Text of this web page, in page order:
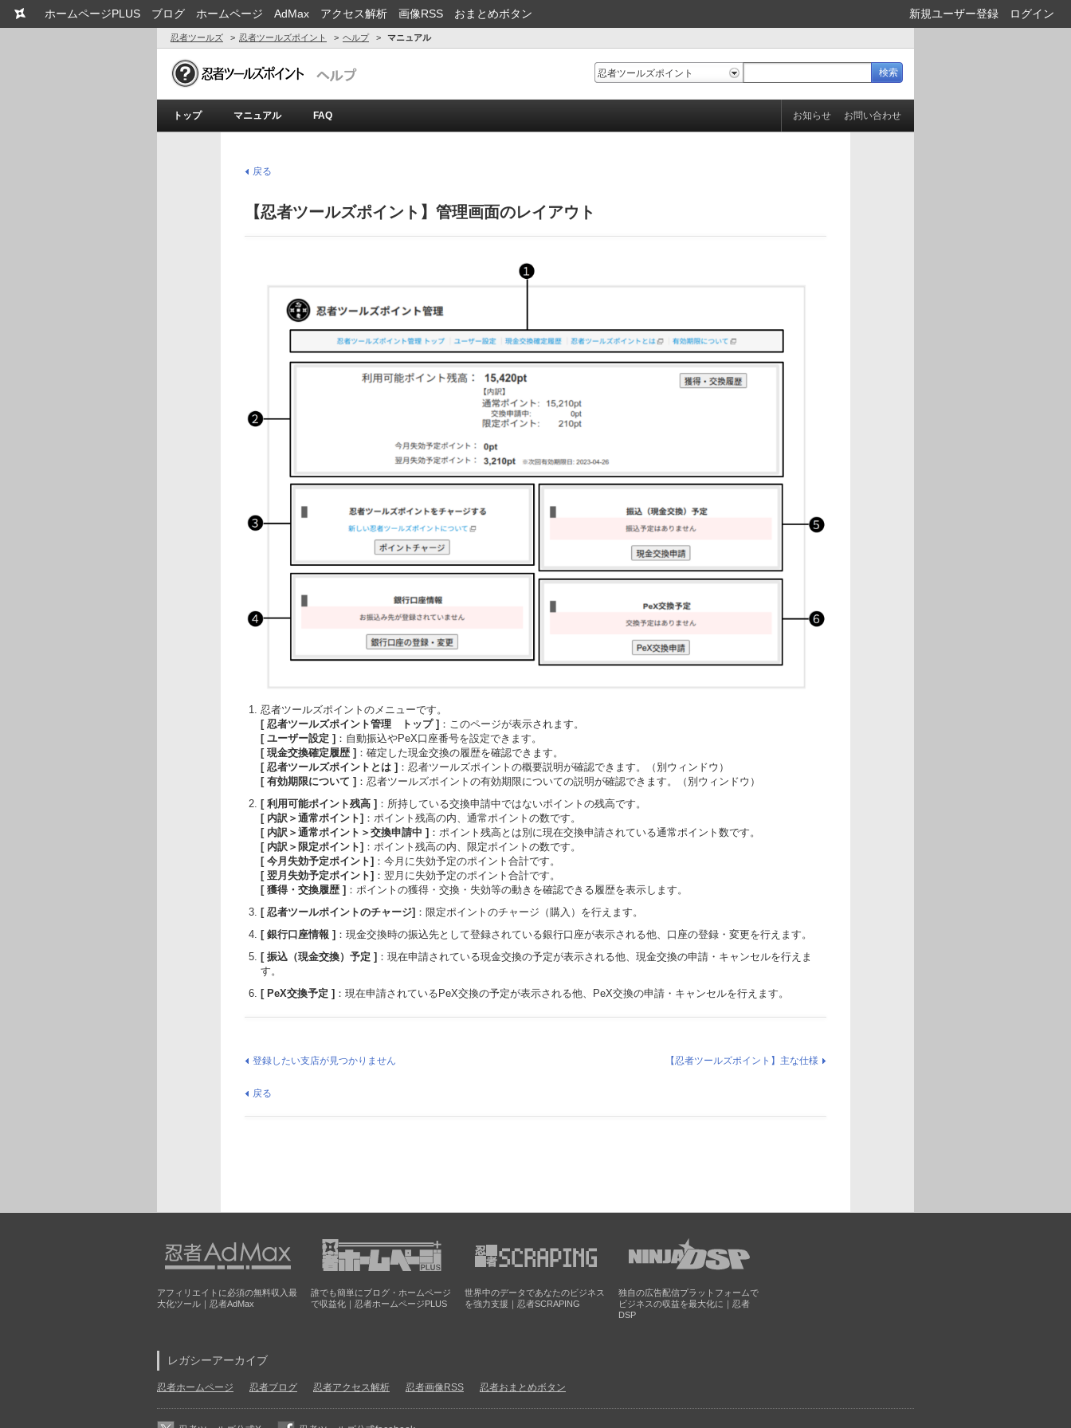
新規ユーザー登録 ログイン
ホームページPLUS ブログ ホームページ AdMax アクセス解析 画像RSS おまとめボタン
忍者ツールズ 忍者ツールズポイント ヘルプ マニュアル
トップ マニュアル FAQ お問い合わせ
お知らせ
戻る
【忍者ツールズポイント】管理画面のレイアウト
忍者ツールズポイントのメニューです。
[ 忍者ツールズポイント管理 トップ ] ：このページが表示されます。
[ ユーザー設定 ] ：自動振込やPeX口座番号を設定できます。
[ 現金交換確定履歴 ] ：確定した現金交換の履歴を確認できます。
[ 忍者ツールズポイントとは ] ：忍者ツールズポイントの概要説明が確認できます。（別ウィンドウ）
[ 有効期限について ] ：忍者ツールズポイントの有効期限についての説明が確認できます。（別ウィンドウ）
[ 利用可能ポイント残高 ] ：所持している交換申請中ではないポイントの残高です。
[ 内訳＞通常ポイント] ：ポイント残高の内、通常ポイントの数です。
[ 内訳＞通常ポイント＞交換申請中 ] ：ポイント残高とは別に現在交換申請されている通常ポイント数です。
[ 内訳＞限定ポイント] ：ポイント残高の内、限定ポイントの数です。
[ 今月失効予定ポイント] ：今月に失効予定のポイント合計です。
[ 翌月失効予定ポイント] ：翌月に失効予定のポイント合計です。
[ 獲得・交換履歴 ] ：ポイントの獲得・交換・失効等の動きを確認できる履歴を表示します。
[ 忍者ツールポイントのチャージ] ：限定ポイントのチャージ（購入）を行えます。
[ 銀行口座情報 ] ：現金交換時の振込先として登録されている銀行口座が表示される他、口座の登録・変更を行えます。
[ 振込（現金交換）予定 ] ：現在申請されている現金交換の予定が表示される他、現金交換の申請・キャンセルを行えま
す。
[ PeX交換予定 ] ：現在申請されているPeX交換の予定が表示される他、PeX交換の申請・キャンセルを行えます。
登録したい支店が見つかりません 【忍者ツールズポイント】主な仕様
戻る
アフィリエイトに必須の無料収入最
大化ツール｜忍者AdMax
誰でも簡単にブログ・ホームページ
で収益化｜忍者ホームページPLUS
世界中のデータであなたのビジネス
を強力支援｜忍者SCRAPING
独自の広告配信プラットフォームで
ビジネスの収益を最大化に｜忍者
DSP
レガシーアーカイブ
忍者ホームページ 忍者ブログ 忍者アクセス解析 忍者画像RSS 忍者おまとめボタン